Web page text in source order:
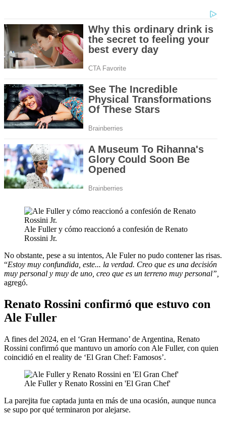
Ale Fuller y cómo reaccionó a confesión de Renato
Rossini Jr.
No obstante, pese a su intentos, Ale Fuler no pudo contener las risas.
“Estoy muy confundida, este... la verdad. Creo que es una decisión
muy personal y muy de uno, creo que es un terreno muy personal”,
agregó.
Renato Rossini confirmó que estuvo con
Ale Fuller
A fines del 2024, en el ‘Gran Hermano’ de Argentina, Renato
Rossini confirmó que mantuvo un amorío con Ale Fuller, con quien
coincidió en el reality de ‘El Gran Chef: Famosos’.
Ale Fuller y Renato Rossini en 'El Gran Chef'
La parejita fue captada junta en más de una ocasión, aunque nunca
se supo por qué terminaron por alejarse.